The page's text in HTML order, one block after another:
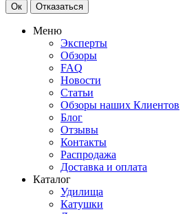
Ок Отказаться
Меню
Эксперты
Обзоры
FAQ
Новости
Статьи
Обзоры наших Клиентов
Блог
Отзывы
Контакты
Распродажа
Доставка и оплата
Каталог
Удилища
Катушки